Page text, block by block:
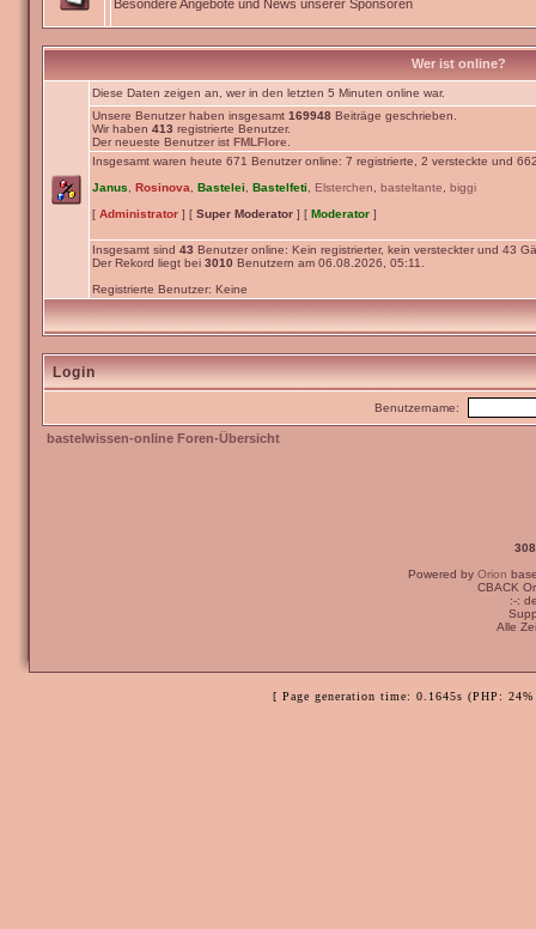
Besondere Angebote und News unserer Sponsoren
Wer ist online?
Diese Daten zeigen an, wer in den letzten 5 Minuten online war.
Unsere Benutzer haben insgesamt 169948 Beiträge geschrieben.
Wir haben 413 registrierte Benutzer.
Der neueste Benutzer ist FMLFlore
Insgesamt waren heute 671 Benutzer online: 7 registrierte, 2 versteckte und
Janus
Rosinova Bastelei Bastelfeti Elsterchen basteltante
biggi
[ Administrator ] [ Super Moderator ] [ Moderator ]
Insgesamt sind 43 Benutzer online: Kein registrierter, kein versteckter und 43
Der Rekord liegt bei 3010 Benutzern am 06.08.2026, 05:11.
Registrierte Benutzer: Keine
Login
Benutzername:
bastelwissen-online Foren-Übersicht
Powered by Orion
CBACK
:-:
Alle
[ Page generation time: 0.1645s (PHP: